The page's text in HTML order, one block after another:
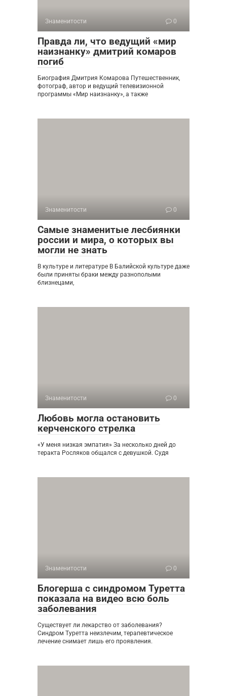
Знаменитости 0
Правда ли, что ведущий «мир
наизнанку» дмитрий комаров
погиб
Биография Дмитрия Комарова Путешественник,
фотограф, автор и ведущий телевизионной
программы «Мир наизнанку», а также
Знаменитости 0
Самые знаменитые лесбиянки
россии и мира, о которых вы
могли не знать
В культуре и литературе В Балийской культуре даже
были приняты браки между разнополыми
близнецами,
Знаменитости 0
Любовь могла остановить
керченского стрелка
«У меня низкая эмпатия» За несколько дней до
теракта Росляков общался с девушкой. Судя
Знаменитости 0
Блогерша с синдромом Туретта
показала на видео всю боль
заболевания
Существует ли лекарство от заболевания?
Синдром Туретта неизлечим, терапевтическое
лечение снимает лишь его проявления.